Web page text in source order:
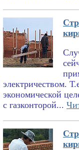
электричеством.
экономической
с газконторой...